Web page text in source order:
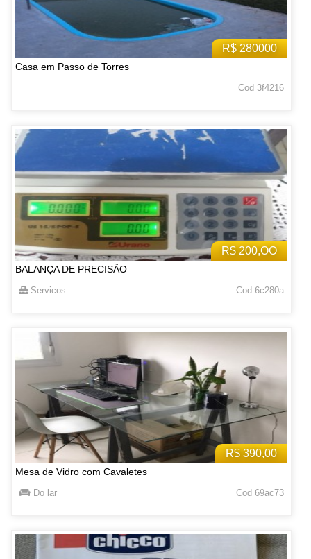
R$ 280000
Casa em Passo de Torres
Cod 3f4216
R$ 200,OO
BALANÇA DE PRECISÃO
Servicos Cod 6c280a
R$ 390,00
Mesa de Vidro com Cavaletes
Do lar Cod 69ac73